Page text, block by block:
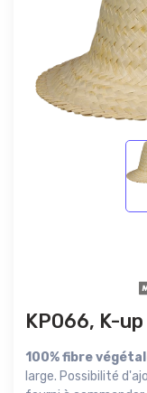
KP066, K-up
100% fibre
large. Possibilité